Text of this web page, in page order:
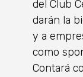
del Club
darán la
y a
como
Contará